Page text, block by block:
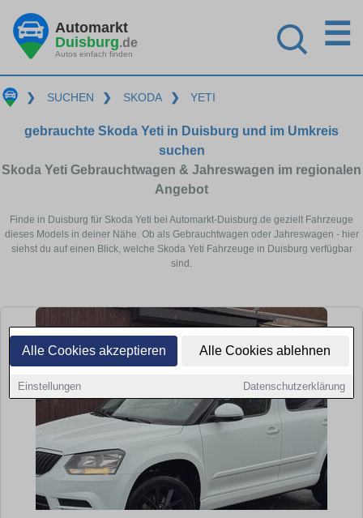
Alle Cookies akzeptieren Alle Cookies ablehnen
Einstellungen Datenschutzerklärung
Automarkt
Duisburg.de
Autos einfach finden
☰
❯ SUCHEN ❯ SKODA ❯ YETI
gebrauchte Skoda Yeti in Duisburg und im Umkreis
suchen
Skoda Yeti Gebrauchtwagen & Jahreswagen im regionalen
Angebot
Finde in Duisburg für Skoda Yeti bei Automarkt-Duisburg.de gezielt Fahrzeuge
dieses Models in deiner Nähe. Ob als Gebrauchtwagen oder Jahreswagen - hier
siehst du auf einen Blick, welche Skoda Yeti Fahrzeuge in Duisburg verfügbar
sind.